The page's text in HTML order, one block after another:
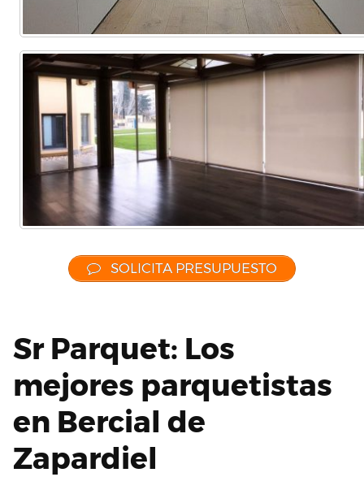
SOLICITA PRESUPUESTO
Sr Parquet: Los
mejores parquetistas
en Bercial de
Zapardiel